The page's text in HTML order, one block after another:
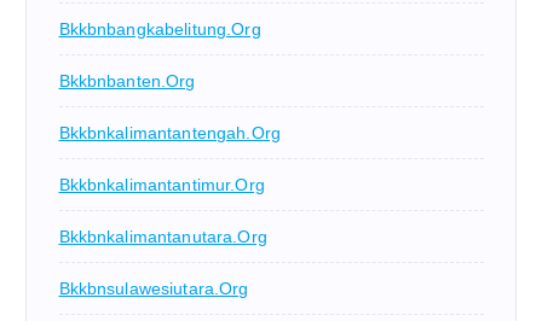
Bkkbnbangkabelitung.org
Bkkbnbanten.org
Bkkbnkalimantantengah.org
Bkkbnkalimantantimur.org
Bkkbnkalimantanutara.org
Bkkbnsulawesiutara.org